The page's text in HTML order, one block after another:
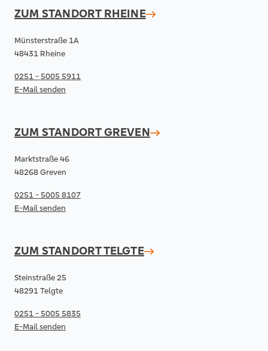
ZUM STANDORT RHEINE
Münsterstraße 1A
48431 Rheine
0251 - 5005 5911
E-Mail senden
ZUM STANDORTGREVEN
Marktstraße 46
48268 Greven
0251 - 5005 8107
E-Mail senden
ZUM STANDORTTELGTE
Steinstraße 25
48291 Telgte
0251 - 5005 5835
E-Mail senden